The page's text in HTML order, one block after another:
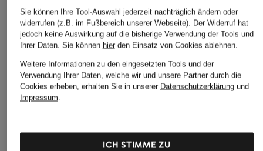
Sie können Ihre Tool-Auswahl jederzeit nachträglich ändern oder
widerrufen (z.B. im Fußbereich unserer Webseite). Der Widerruf hat
jedoch keine Auswirkung auf die bisherige Verwendung der Tools und
Ihrer Daten. Sie können hierden Einsatz von Cookies ablehnen.
Weitere Informationen zu den eingesetzten Tools und der
Verwendung Ihrer Daten, welche wir und unsere Partner durch die
Cookies erheben, erhalten Sie in unserer Datenschutzerklärungund
Impressum.
ICH STIMME ZU